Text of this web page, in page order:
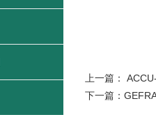
上一篇：
下一篇：